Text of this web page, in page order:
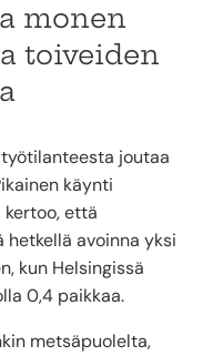
monen
toiveiden
joutaa
käynti
että
hetkellä avoinna yksi
kun Helsingissä
0,4 paikkaa.
metsäpuolelta,